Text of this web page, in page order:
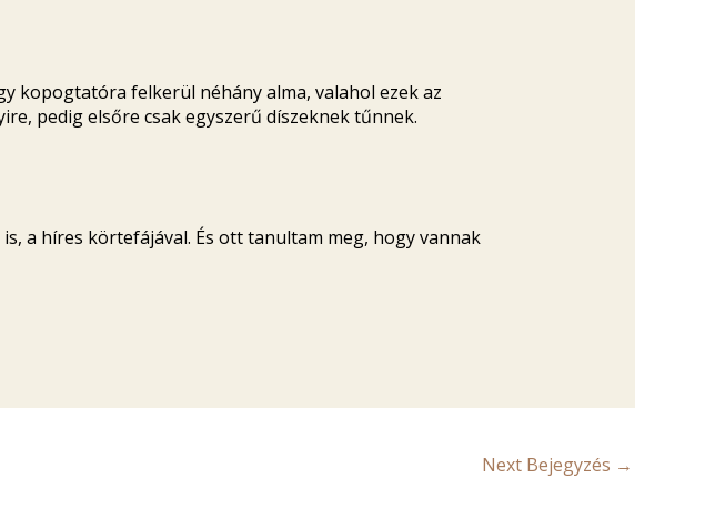
kopogtatóra felkerül néhány alma, valahol ezek az
pedig elsőre csak egyszerű díszeknek tűnnek.
a híres körtefájával. És ott tanultam meg, hogy vannak
Next Bejegyzés →